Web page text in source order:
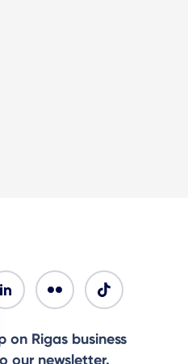
on Rigas business
our newsletter.